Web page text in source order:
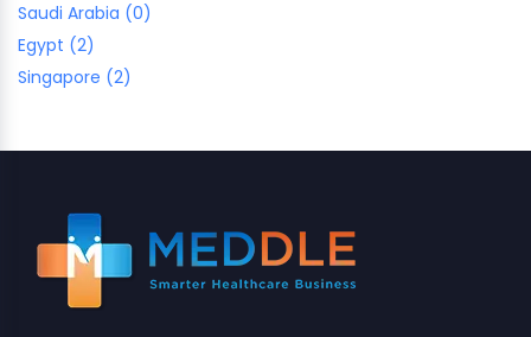
Saudi Arabia (0)
Egypt (2)
Singapore (2)